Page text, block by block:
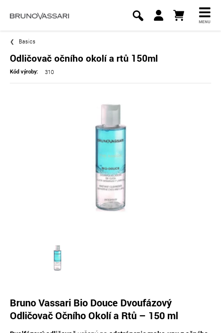
MENU
Basics
Odličovač očního okolí a rtů 150ml
Kód výroby: 310
Bruno Vassari Bio Douce Dvoufázový
Odličovač Očního Okolí a Rtů – 150 ml